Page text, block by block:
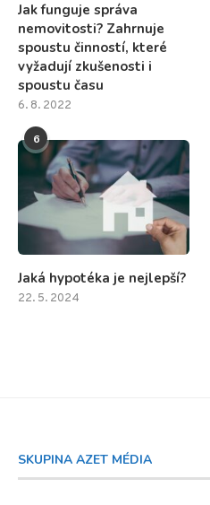
Jak funguje správa
nemovitosti? Zahrnuje
spoustu činností, které
vyžadují zkušenosti i
spoustu času
6. 8. 2022
6
Jaká hypotéka je nejlepší?
22. 5. 2024
SKUPINA AZET MÉDIA